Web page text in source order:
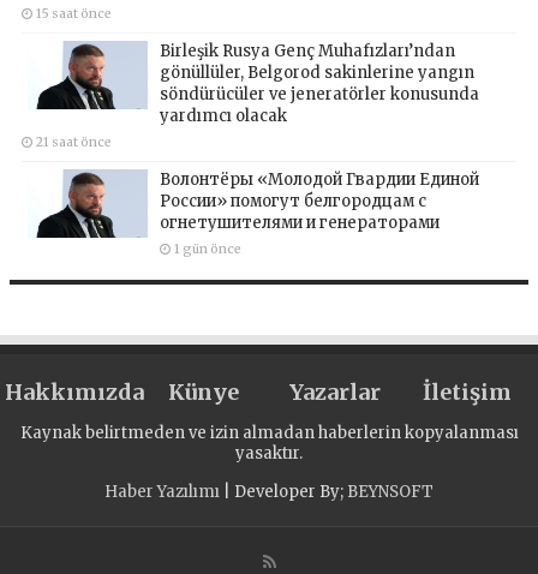
15 saat önce
Birleşik Rusya Genç Muhafızları’ndan
gönüllüler, Belgorod sakinlerine yangın
söndürücüler ve jeneratörler konusunda
yardımcı olacak
21 saat önce
Волонтёры «Молодой Гвардии Единой
России» помогут белгородцам с
огнетушителями и генераторами
1 gün önce
Hakkımızda Künye Yazarlar İletişim
Kaynak belirtmeden ve izin almadan haberlerin kopyalanması
yasaktır.
Haber Yazılımı | Developer By; BEYNSOFT